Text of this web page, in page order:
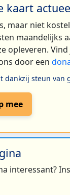
kaart
maar niet
maandelijks
opleveren.
door een
dankzij steun van
mee
interessant?